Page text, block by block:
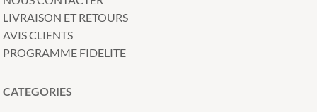
LIVRAISON ET RETOURS
AVIS CLIENTS
PROGRAMME FIDELITE
CATEGORIES